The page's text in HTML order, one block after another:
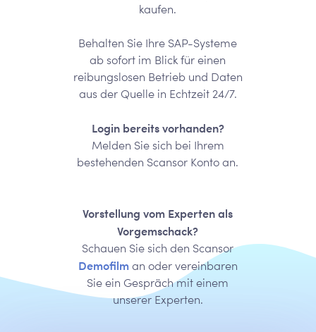
kaufen.
Behalten Sie Ihre SAP-Systeme
ab sofort im Blick für einen
reibungslosen Betrieb und Daten
aus der Quelle in Echtzeit 24/7.
Login bereits vorhanden?
Melden Sie sich bei Ihrem
bestehenden Scansor Konto an.
Vorstellung vom Experten als
Vorgemschack?
Schauen Sie sich den Scansor
Demofilman oder vereinbaren
Sie ein Gespräch mit einem
unserer Experten.